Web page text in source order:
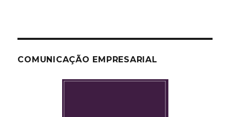
COMUNICAÇÃO EMPRESARIAL